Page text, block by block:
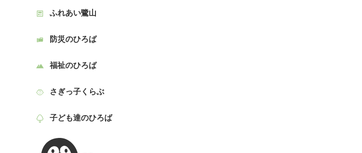
ふれあい鷺山
防災のひろば
福祉のひろば
さぎっ子くらぶ
子ども達のひろば